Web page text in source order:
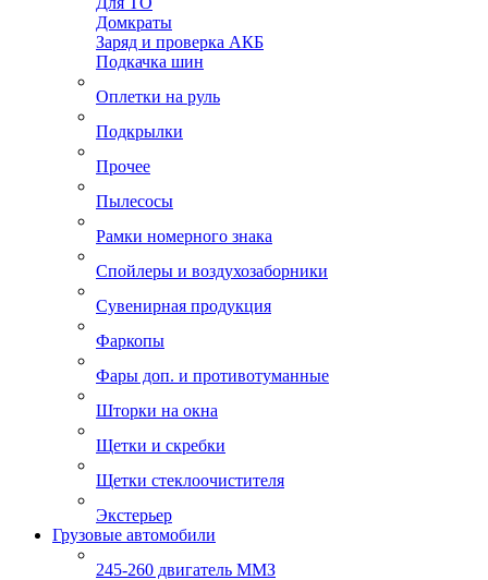
Домкраты
Заряд и проверка АКБ
Подкачка шин
Оплетки на руль
Подкрылки
Прочее
Пылесосы
Рамки номерного знака
Спойлеры и воздухозаборники
Сувенирная продукция
Фаркопы
Фары доп. и противотуманные
Шторки на окна
Щетки и скребки
Щетки стеклоочистителя
Экстерьер
Грузовые автомобили
245-260 двигатель ММЗ